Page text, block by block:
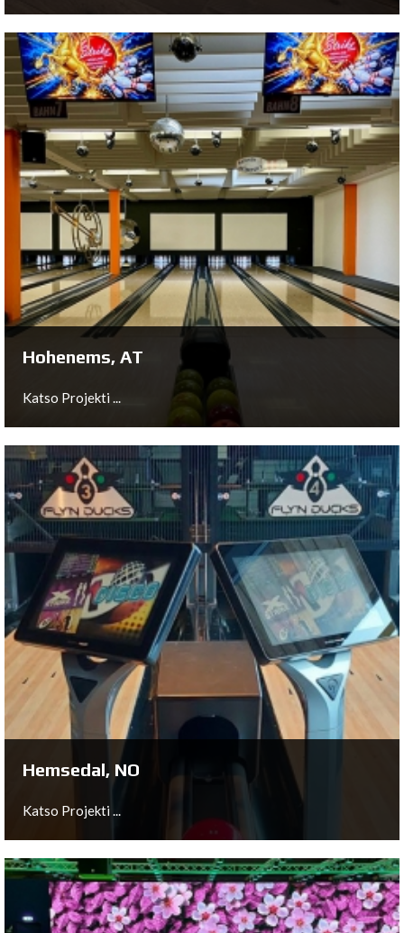
Espel, NL
Katso Projekti ...
Hohenems, AT
Katso Projekti ...
Hohenems, AT
Katso Projekti ...
Hemsedal, NO
Katso Projekti ...